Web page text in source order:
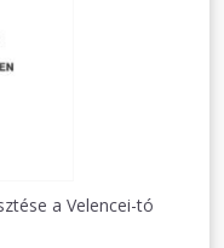
a Velencei-tó